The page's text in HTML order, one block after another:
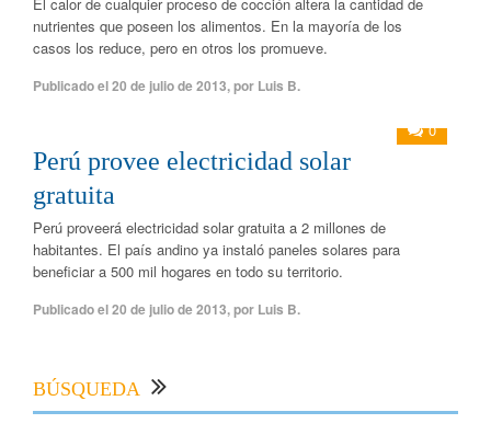
El calor de cualquier proceso de cocción altera la cantidad de
nutrientes que poseen los alimentos. En la mayoría de los
casos los reduce, pero en otros los promueve.
Publicado el20 de julio de 2013,por Luis B.
0
Perú provee electricidad solar
gratuita
Perú proveerá electricidad solar gratuita a 2 millones de
habitantes. El país andino ya instaló paneles solares para
beneficiar a 500 mil hogares en todo su territorio.
Publicado el20 de julio de 2013,por Luis B.
BÚSQUEDA